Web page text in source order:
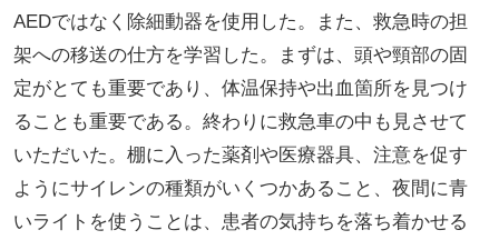
AEDではなく除細動器を使用した。また、救急時の担
架への移送の仕方を学習した。まずは、頭や頸部の固
定がとても重要であり、体温保持や出血箇所を見つけ
ることも重要である。終わりに救急車の中も見させて
いただいた。棚に入った薬剤や医療器具、注意を促す
ようにサイレンの種類がいくつかあること、夜間に青
いライトを使うことは、患者の気持ちを落ち着かせる